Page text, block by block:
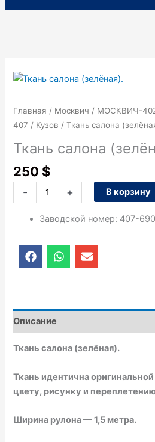
Главная / Москвич / МОСКВИЧ-
407 / Кузов / Ткань салона
Ткань салона
250 $
-
Количество
Ткань
салона
+ В корзину
Заводской номер: 407-
F
a
o
o
k
W
h
a
p
E
n
o
e
Описание
Ткань салона (зелёная).
Ткань идентична
цвету, рисунку и
Ширина рулона — 1,5 метра.